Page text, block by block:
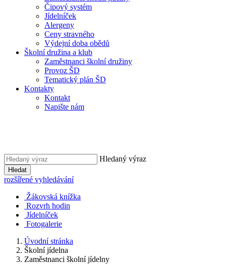
Čipový systém
Jídelníček
Alergeny
Ceny stravného
Výdejní doba obědů
Školní družina a klub
Zaměstnanci školní družiny
Provoz ŠD
Tematický plán ŠD
Kontakty
Kontakt
Napište nám
Hledaný výraz
Hledat
rozšířené vyhledávání
Žákovská knížka
Rozvrh hodin
Jídelníček
Fotogalerie
Úvodní stránka
Školní jídelna
Zaměstnanci školní jídelny